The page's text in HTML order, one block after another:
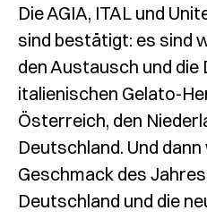
Die AGIA, ITAL und
sind bestätigt: es sind
den Austausch und
italienischen Gelato-
Österreich, den
Deutschland. Und
Geschmack des
Deutschland und die